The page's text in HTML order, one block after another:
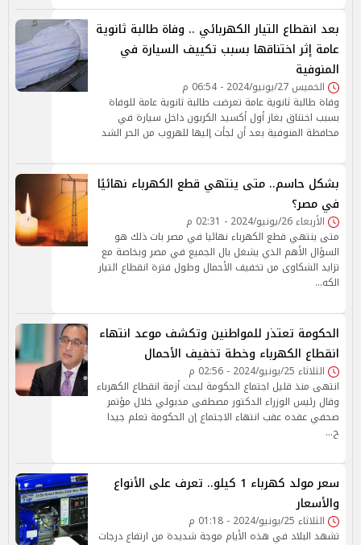
بعد انقطاع التيار الكهربائي .. وفاة طالبة ثانوية
عامة إثر اختناقها بسبب تكييف السيارة في
المنوفية
الخميس 27/يونيو/2024 - 06:54 م
وفاة طالبة ثانوية عامة تعرضت طالبة ثانوية عامة للوفاة
بسبب اختناق بغاز أول أكسيد الكربون داخل سيارة في
محافظة المنوفية بعد أن لجأت إليها للهروب من الحر الشد
بشكل حاسم.. متى ينتهي قطع الكهرباء نهائيًا
في مصر؟
الأربعاء 26/يونيو/2024 - 02:31 م
متى ينتهي قطع الكهرباء نهائيا في مصر بات ذلك هو
السؤال الأهم الذي يشغل بال الجميع في مصر وبخاصة مع
تزايد الشكاوى من تخفيف الأحمال وطول فترة انقطاع التيار
الكه…
الحكومة تعتذر للمواطنين وتكشف موعد انتهاء
انقطاع الكهرباء وخطة تخفيف الأحمال
الثلاثاء 25/يونيو/2024 - 02:56 م
انتهى منذ قليل اجتماع الحكومة لبحث أزمة انقطاع الكهرباء
وقال رئيس الوزراء الدكتور مصطفى مدبولي خلال مؤتمر
صحفي عقده عقب انتهاء الاجتماع إن الحكومة تعلم جيدا
ح…
سعر مولد كهرباء 1 كيلو.. تعرف على الأنواع
والأسعار
الثلاثاء 25/يونيو/2024 - 01:18 م
تشهد البلاد في هذه الأيام موجة شديدة من ارتفاع درجات